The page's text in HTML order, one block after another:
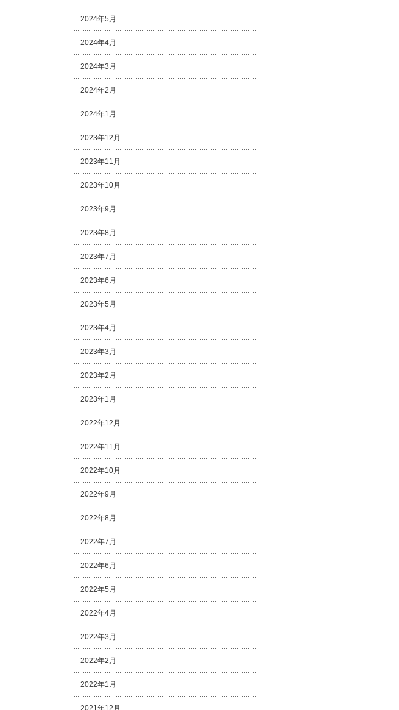
2024年5月
2024年4月
2024年3月
2024年2月
2024年1月
2023年12月
2023年11月
2023年10月
2023年9月
2023年8月
2023年7月
2023年6月
2023年5月
2023年4月
2023年3月
2023年2月
2023年1月
2022年12月
2022年11月
2022年10月
2022年9月
2022年8月
2022年7月
2022年6月
2022年5月
2022年4月
2022年3月
2022年2月
2022年1月
2021年12月